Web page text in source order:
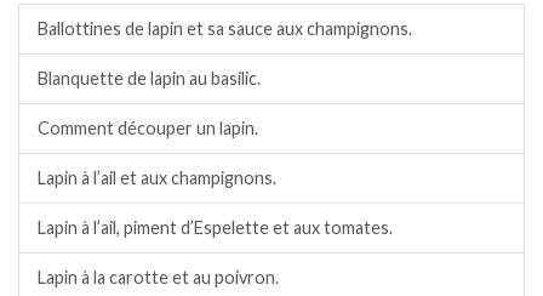
Ballottines de lapin et sa sauce aux champignons.
Blanquette de lapin au basilic.
Comment découper un lapin.
Lapin à l’ail et aux champignons.
Lapin à l’ail, piment d’Espelette et aux tomates.
Lapin à la carotte et au poivron.